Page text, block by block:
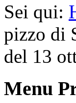
Sei qui:
pizzo di
del 13
Menu